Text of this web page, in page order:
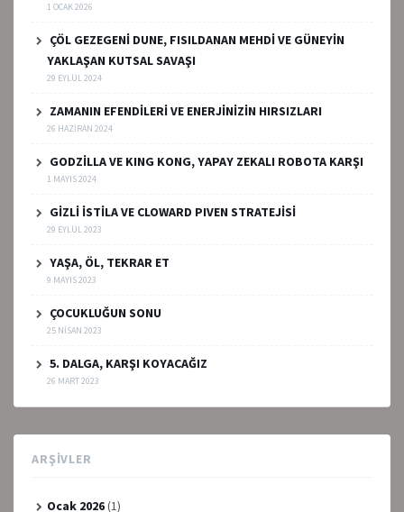
1 OCAK 2026
ÇÖL GEZEGENİ DUNE, FISILDANAN MEHDİ VE GÜNEYİN
YAKLAŞAN KUTSAL SAVAŞI
29 EYLÜL 2024
ZAMANIN EFENDİLERİ VE ENERJİNİZİN HIRSIZLARI
26 HAZIRAN 2024
GODZİLLA VE KING KONG, YAPAY ZEKALI ROBOTA KARŞI
1 MAYIS 2024
GİZLİ İSTİLA VE CLOWARD PIVEN STRATEJİSİ
29 EYLÜL 2023
YAŞA, ÖL, TEKRAR ET
9 MAYIS 2023
ÇOCUKLUĞUN SONU
25 NISAN 2023
5. DALGA, KARŞI KOYACAĞIZ
26 MART 2023
ARŞIVLER
Ocak 2026(1)